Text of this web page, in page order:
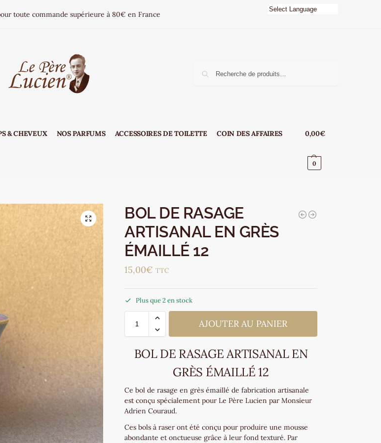
toute commande supérieure à 80€ en France
& CHEVEUX NOS PARFUMS ACCESSOIRES DE TOILETTE COIN DES AFFAIRES 0,00€
0
BOL DE RASAGE
ARTISANAL EN GRÈS
ÉMAILLÉ 12
15,00€ TTC
Plus que 2 en stock
AJOUTER AU PANIER
BOL DE RASAGE ARTISANAL EN
GRÈS ÉMAILLÉ 12
Ce bol de rasage en grès émaillé de fabrication artisanale
est conçu spécialement pour Le Père Lucien par Monsieur
Adrien Couraud.
Ces bols à raser ont été conçu pour produire une mousse
abondante et onctueuse grâce à leur fond texturé. Par